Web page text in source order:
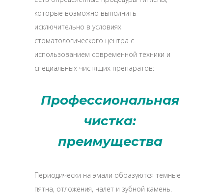
которые возможно выполнить
исключительно в условиях
стоматологического центра с
использованием современной техники и
специальных чистящих препаратов:
Профессиональная
чистка:
преимущества
Периодически на эмали образуются темные
пятна, отложения, налет и зубной камень.